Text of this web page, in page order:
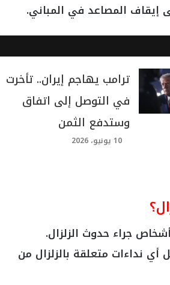
إيقاف المصاعد في المباني.
ترامب يهاجم إيران.. تأخرت
في التوصل إلى اتفاق
وستدفع الثمن
10 يونيو، 2026
نداءات متعلقة بالزلزال من